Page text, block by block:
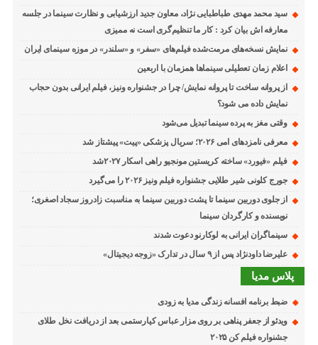
سید محمد مهدی طباطبایی نژاد، معاون جدید ارزشیابی و نظارت سینما در جلسه
معارفه اش بیان کرد : کار ما تنظیم‌گری است نه ممیزی
نمایش نسخه‌های مرمت‌شده فیلم‌های «سفر» و «سلندر» در موزه سینمای ایران
اعلام زمان تعطیلی سینماها همزمان با اربعین
از پروانه ساخت تا پروانه نمایش/ چرا در جشنواره ونیز، فیلم ایرانی بدون حجاب
نمایش داده می شود؟
وقتی مغز به پرده سینما تبدیل می‌شود
معرفی نامزدهای امی ۲۰۲۶؛ سریال پزشکی «پیت» پیشتاز شد
فیلم «فیورد» ساخته کریستین مونجیو راهی اسکار ۲۰۲۷شد
جورج کلونی شیر طلایی جشنواره فیلم ونیز ۲۰۲۶ را می‌گیرد
از جلوی دوربین سینما تا پشت دوربین سینما به مناسبت زادروز سجاد اصغری؛
نویسنده و کارگردان سینما
سینماگران ایرانی به لوکارنو دعوت شدند
علیرضا داودنژاد پس از ۹ سال در تدارک «زوجه دیجیتال»
پلاس مدیا
ضبط برنامه افسانه زندگی مدیا به زودی
ویدئو از جعفر پناهی بر روی مزار عباس کیارستمی بعد از دریافت نخل طلای
جشنواره فیلم کن ۲۰۲۵